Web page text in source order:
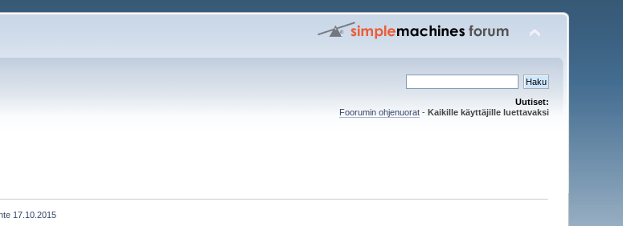
Uutiset:
Foorumin ohjenuorat- Kaikille käyttäjille luettavaksi
17.10.2015